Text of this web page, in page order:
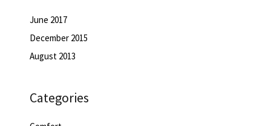
June 2017
December 2015
August 2013
Categories